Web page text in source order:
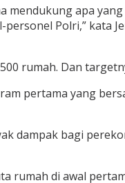
apa
Polri,” kata
rumah. Dan
pertama yang
dampak bagi
rumah di awal